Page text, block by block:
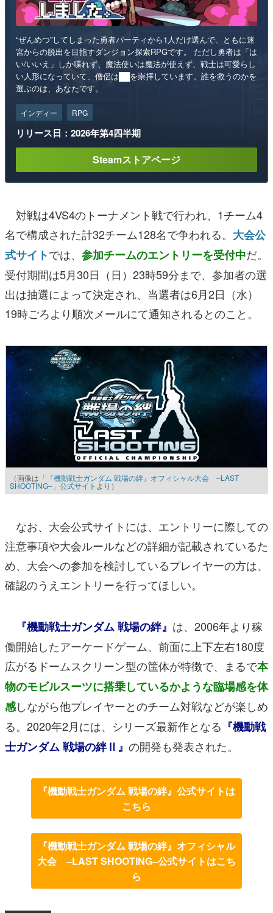
“ぜんめつ”してしまった勇者パーティから1人だけ選んで、ともに迷
宮からの脱出を目指すダンジョン探索RPGです。 ただし勇者は「は
い/いいえ」しか喋れず、魔法使いは魔法が使えず、戦士は可愛らし
い人形になっていて、僧侶は██を崇拝しています。誰を救うのかを
選ぶのは、あなたです。
インディー RPG
リリース日：2026年第4四半期
Steamストアページ
対戦は4VS4のトーナメント戦で行われ、1チーム4
名で構成された計32チーム128名で争われる。 大会公
式サイトでは、 参加チームのエントリーを受付中だ。
受付期間は5月30日（日）23時59分まで、参加者の選
出は抽選によって決定され、当選者は6月2日（水）
19時ごろより順次メールにて通知されるとのこと。
（画像は 「『機動戦士ガンダム 戦場の絆』オフィシャル大会 –LAST
SHOOTING–」公式サイト より）
なお、大会公式サイトには、エントリーに際しての
注意事項や大会ルールなどの詳細が記載されているた
め、大会への参加を検討しているプレイヤーの方は、
確認のうえエントリーを行ってほしい。
『機動戦士ガンダム 戦場の絆』 は、2006年より稼
働開始したアーケードゲーム。前面に上下左右180度
広がるドームスクリーン型の筺体が特徴で、まるで本
物のモビルスーツに搭乗しているかような臨場感を体
感しながら他プレイヤーとのチーム対戦などが楽しめ
る。2020年2月には、シリーズ最新作となる 『機動戦
士ガンダム 戦場の絆Ⅱ』 の開発も発表された。
『機動戦士ガンダム 戦場の絆』公式サイトは
こちら
『機動戦士ガンダム 戦場の絆』オフィシャル
大会 –LAST SHOOTING–公式サイトはこち
ら